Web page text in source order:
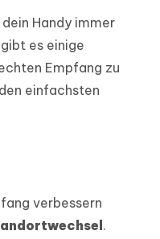
Handy immer
es einige
Empfang zu
einfachsten
verbessern
.